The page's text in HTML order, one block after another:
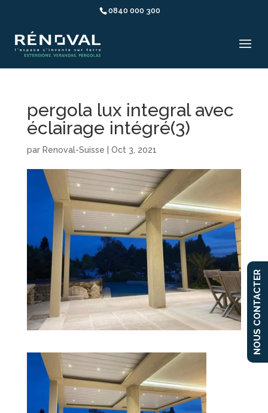
0840 000 300
pergola lux integral avec
éclairage intégré(3)
par Renoval-Suisse Oct 3, 2021
NOUS CONTACTER